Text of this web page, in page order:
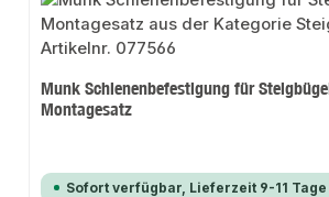
Munk Schienenbefestigung für
Montagesatz
Sofort verfügbar, Lieferzeit 9-11 Tage